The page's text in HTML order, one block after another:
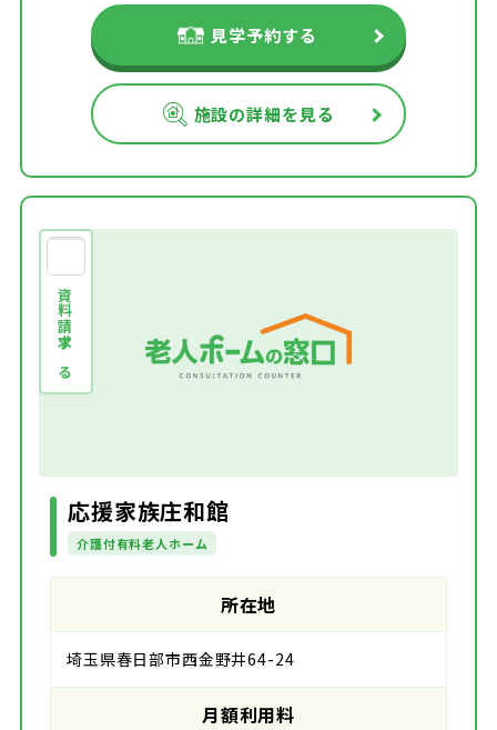
見学予約する
施設の詳細を見る
資料請求する
応援家族庄和館
介護付有料老人ホーム
所在地
埼玉県春日部市西金野井64-24
月額利用料